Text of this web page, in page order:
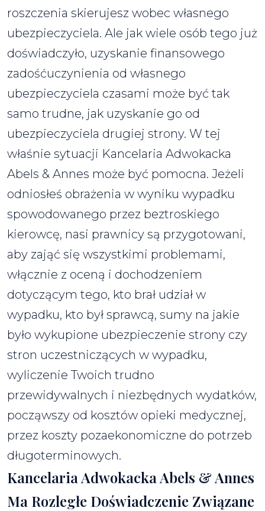
roszczenia skierujesz wobec własnego
ubezpieczyciela. Ale jak wiele osób tego już
doświadczyło, uzyskanie finansowego
zadośćuczynienia od własnego
ubezpieczyciela czasami może być tak
samo trudne, jak uzyskanie go od
ubezpieczyciela drugiej strony. W tej
właśnie sytuacji Kancelaria Adwokacka
Abels & Annes może być pomocna. Jeżeli
odniosłeś obrażenia w wyniku wypadku
spowodowanego przez beztroskiego
kierowcę, nasi prawnicy są przygotowani,
aby zająć się wszystkimi problemami,
włącznie z oceną i dochodzeniem
dotyczącym tego, kto brał udział w
wypadku, kto był sprawcą, sumy na jakie
było wykupione ubezpieczenie strony czy
stron uczestniczących w wypadku,
wyliczenie Twoich trudno
przewidywalnych i niezbędnych wydatków,
począwszy od kosztów opieki medycznej,
przez koszty pozaekonomiczne do potrzeb
długoterminowych.
Kancelaria Adwokacka Abels & Annes
Ma Rozległe Doświadczenie Związane